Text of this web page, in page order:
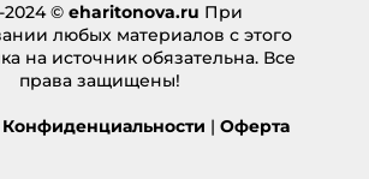
2024 © eharitonova.ru При
любых материалов с этого
на источник обязательна. Все
права защищены!
| Оферта